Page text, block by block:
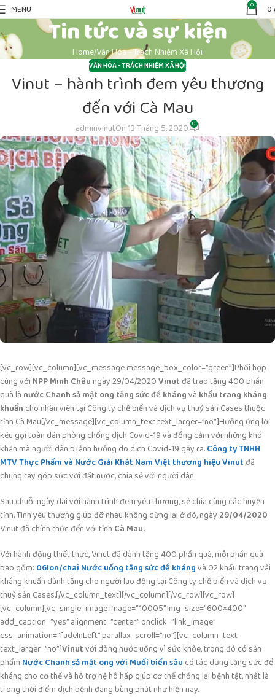
MENU 0 0
Tin tức và sự kiện
Home Văn Hóa - Trách Nhiệm Xã Hội
VĂN HÓA - TRÁCH NHIỆM XÃ HỘI
Vinut – hành trình đem yêu thương
đến với Cà Mau
adminvinutOn 13 Tháng 5, 2020 0
[vc_row][vc_column][vc_message message_box_color=”green”]Phối hợp
cùng với NPP Minh Châungày 29/04/2020Vinutđã trao tặng 400 phần
quà là nước Chanh sả mật ong tăng sức đề khángvà khẩu trang kháng
khuẩn cho nhân viên tại Công ty chế biến và dịch vụ thuỷ sản Cases thuộc
tỉnh Cà Mau[/vc_message][vc_column_text text_larger=”no”]Hưởng ứng lời
kêu gọi toàn dân phòng chống dịch Covid-19 và đồng cảm với những khó
khăn mà người dân bị ảnh hưởng do dịch Covid-19 gây ra.Công ty TNHH
MTV Thực Phẩm và Nước Giải Khát Nam Việt thương hiệu Vinutđã
chung tay góp sức với đất nước, chia sẻ với người dân.
Sau chuỗi ngày dài với hành trình đem yêu thương, sẻ chia cùng các huyện
tỉnh. Tình yêu thương giúp đỡ nhau không dừng lại ở đó, ngày 29/04/2020
Vinut đã chính thức đến với tỉnh Cà Mau.
Với hành động thiết thực, Vinut đã dành tặng 400 phần quà, mỗi phần quà
bao gồm: 06lon/chai Nước uống tăng sức đề khángvà 02 khẩu trang vải
kháng khuẩn dành tặng cho người lao động tại Công ty chế biến và dịch vụ
thuỷ sản Cases.[/vc_column_text][/vc_column][/vc_row][vc_row]
[vc_column][vc_single_image image=”10005″ img_size=”600×400″
add_caption=”yes” alignment=”center” onclick=”link_image”
css_animation=”fadeInLeft” parallax_scroll=”no”][vc_column_text
text_larger=”no”]Vinutvới dòng nước uống vì sức khỏe, trong đó có sản
phẩm Nước Chanh sả mật ong với Muối biển sâu có tác dụng tăng sức đề
kháng cho cơ thể và hỗ trợ hệ hô hấp giúp cơ thể chống lại bệnh tật, nhất là
trong thời điểm dịch bệnh đang bùng phát như hiện nay.